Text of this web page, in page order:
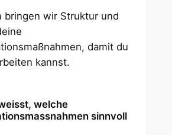
bringen wir Struktur und
damit du
kannst.
welche
sinnvoll